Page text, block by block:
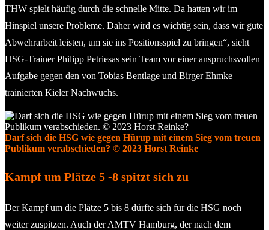
THW spielt häufig durch die schnelle Mitte. Da hatten wir im
Hinspiel unsere Probleme. Daher wird es wichtig sein, dass wir gute
Abwehrarbeit leisten, um sie ins Positionsspiel zu bringen“, sieht
HSG-Trainer Philipp Petriesas sein Team vor einer anspruchsvollen
Aufgabe gegen den von Tobias Bentlage und Birger Ehmke
trainierten Kieler Nachwuchs.
Darf sich die HSG wie gegen Hürup mit einem Sieg vom treuen
Publikum verabschieden? © 2023 Horst Reinke
Kampf um Plätze 5 -8 spitzt sich zu
Der Kampf um die Plätze 5 bis 8 dürfte sich für die HSG noch
weiter zuspitzen. Auch der AMTV Hamburg, der nach dem